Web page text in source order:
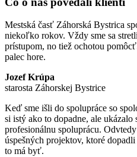
Mestská časť Záhorská Bystrica
niekoľko rokov. Vždy sme sa
prístupom, no tiež ochotou
palec hore.
Jozef Krúpa
starosta Záhorskej Bystrice
Keď sme išli do spolupráce so
si istý ako to dopadne, ale
profesionálnu spoluprácu.
úspešných projektov, ktoré
to má byť.